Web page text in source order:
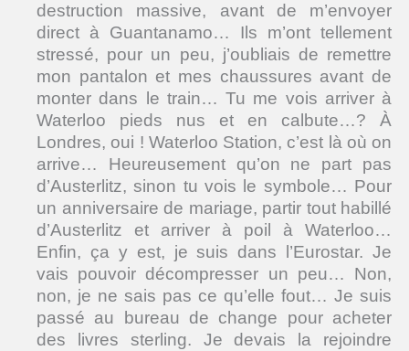
destruction massive, avant de m’envoyer
direct à Guantanamo… Ils m’ont tellement
stressé, pour un peu, j’oubliais de remettre
mon pantalon et mes chaussures avant de
monter dans le train… Tu me vois arriver à
Waterloo pieds nus et en calbute…? À
Londres, oui ! Waterloo Station, c’est là où on
arrive… Heureusement qu’on ne part pas
d’Austerlitz, sinon tu vois le symbole… Pour
un anniversaire de mariage, partir tout habillé
d’Austerlitz et arriver à poil à Waterloo…
Enfin, ça y est, je suis dans l’Eurostar. Je
vais pouvoir décompresser un peu… Non,
non, je ne sais pas ce qu’elle fout… Je suis
passé au bureau de change pour acheter
des livres sterling. Je devais la rejoindre